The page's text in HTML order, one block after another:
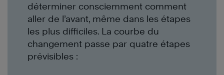
déterminer consciemment comment
aller de l’avant, même dans les étapes
les plus difficiles. La courbe du
changement passe par quatre étapes
prévisibles :